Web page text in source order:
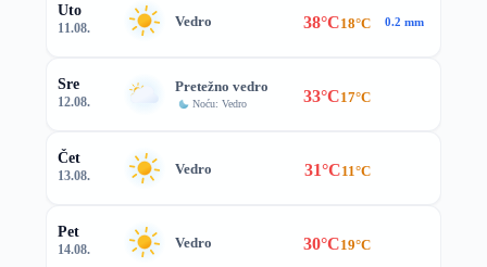
Uto
11.08. Vedro 38°C18°C 0.2 mm
Sre
12.08.
Pretežno vedro
Noću: Vedro 33°C17°C
Čet
13.08. Vedro 31°C11°C
Pet
14.08. Vedro 30°C19°C